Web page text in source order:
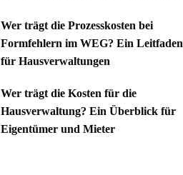
Wer trägt die Prozesskosten bei
Formfehlern im WEG? Ein Leitfaden
für Hausverwaltungen
Wer trägt die Kosten für die
Hausverwaltung? Ein Überblick für
Eigentümer und Mieter